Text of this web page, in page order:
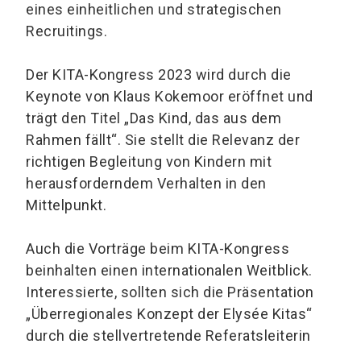
eines einheitlichen und strategischen
Recruitings.
Der KITA-Kongress 2023 wird durch die
Keynote von Klaus Kokemoor eröffnet und
trägt den Titel „Das Kind, das aus dem
Rahmen fällt“. Sie stellt die Relevanz der
richtigen Begleitung von Kindern mit
herausforderndem Verhalten in den
Mittelpunkt.
Auch die Vorträge beim KITA-Kongress
beinhalten einen internationalen Weitblick.
Interessierte, sollten sich die Präsentation
„Überregionales Konzept der Elysée Kitas“
durch die stellvertretende Referatsleiterin